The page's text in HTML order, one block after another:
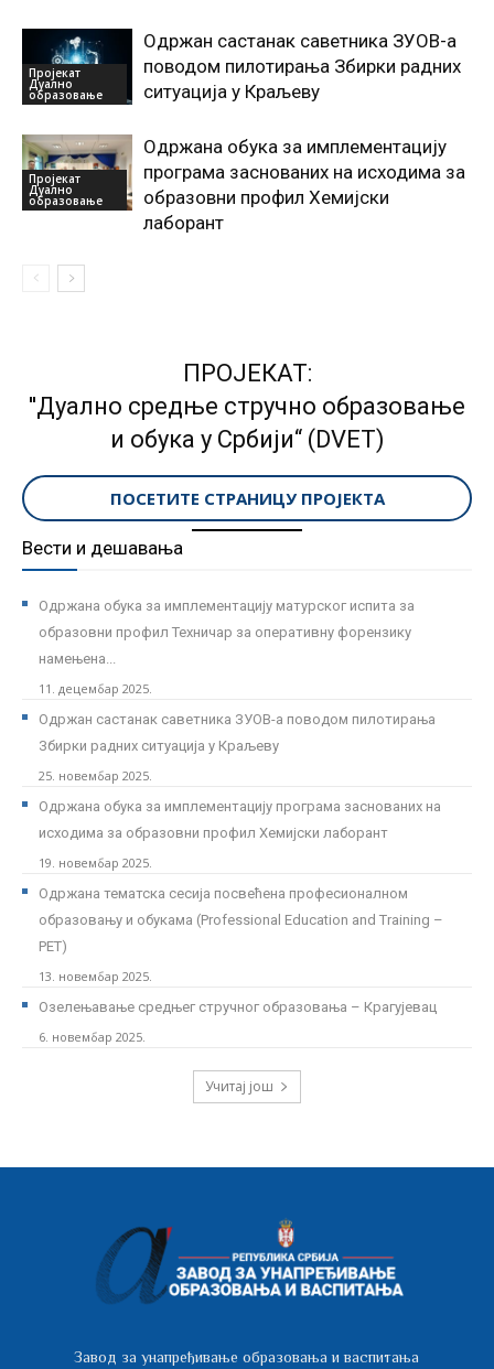
Пројекат
Дуално
образовање
Одржан састанак саветника ЗУОВ-а
поводом пилотирања Збирки радних
ситуација у Краљеву
Пројекат
Дуално
образовање
Одржана обука за имплементацију
програма заснованих на исходима за
образовни профил Хемијски
лаборант
ПРОЈЕКАТ:
''Дуално средње стручно образовање
и обука у Србији“ (DVET)
ПОСЕТИТЕ СТРАНИЦУ ПРОЈЕКТА
Вести и дешавања
Одржана обука за имплементацију матурског испита за
образовни профил Техничар за оперативну форензику
намењена...
11. децембар 2025.
Одржан састанак саветника ЗУОВ-а поводом пилотирања
Збирки радних ситуација у Краљеву
25. новембар 2025.
Одржана обука за имплементацију програма заснованих на
исходима за образовни профил Хемијски лаборант
19. новембар 2025.
Одржана тематска сесија посвећена професионалном
образовању и обукама (Professional Education and Training –
PET)
13. новембар 2025.
Озелењавање средњег стручног образовања – Крагујевац
6. новембар 2025.
Учитај још
Завод за унапређивање образовања и васпитања